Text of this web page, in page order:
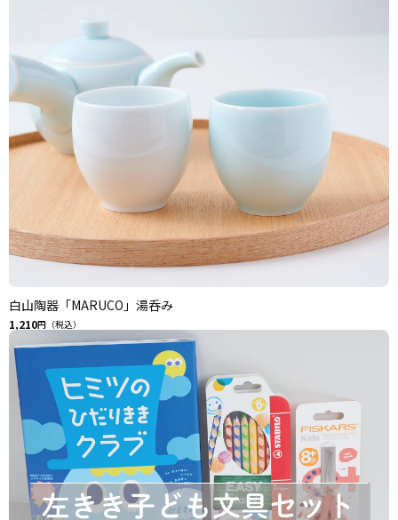
白山陶器「MARUCO」湯呑み
1,210円（税込）